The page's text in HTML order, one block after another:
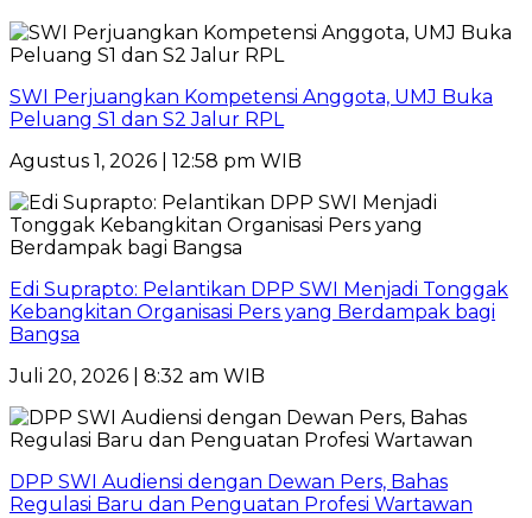
SWI Perjuangkan Kompetensi Anggota, UMJ Buka
Peluang S1 dan S2 Jalur RPL
Agustus 1, 2026 | 12:58 pm WIB
Edi Suprapto: Pelantikan DPP SWI Menjadi Tonggak
Kebangkitan Organisasi Pers yang Berdampak bagi
Bangsa
Juli 20, 2026 | 8:32 am WIB
DPP SWI Audiensi dengan Dewan Pers, Bahas
Regulasi Baru dan Penguatan Profesi Wartawan